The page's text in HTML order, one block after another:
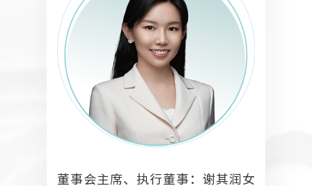
董事会主席、执行董事：谢其润女